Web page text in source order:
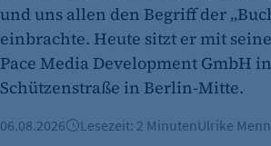
etracker Analytics
et_oi_v2
und uns allen den Begriff der
einbrachte. Heute sitzt er mit
Pace Media Development GmbH
Schützenstraße in Berlin-Mitte.
06.08.2026 Lesezeit: 2 MinutenUlrike Menn